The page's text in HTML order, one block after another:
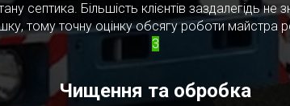
септика. Більшість клієнтів заздалегідь
тому точну оцінку обсягу роботи майстра
3
Чищення та обробка